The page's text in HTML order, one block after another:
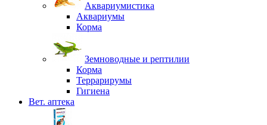
Аквариумистика
Аквариумы
Корма
Земноводные и рептилии
Корма
Террарирумы
Гигиена
Вет. аптека